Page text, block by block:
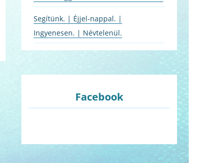
Segítünk. | Éjjel-nappal. |
Ingyenesen. | Névtelenül.
Facebook